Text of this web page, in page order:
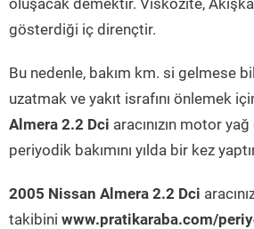
oluşacak demektir. Viskozite,
gösterdiği iç dirençtir.
Bu nedenle, bakım km. si gelmese
uzatmak ve yakıt israfını önlemek
Almera 2.2 Dci aracınızın motor
periyodik bakımını yılda bir kez
2005 Nissan Almera 2.2 Dci
takibini www.pratikaraba.com/